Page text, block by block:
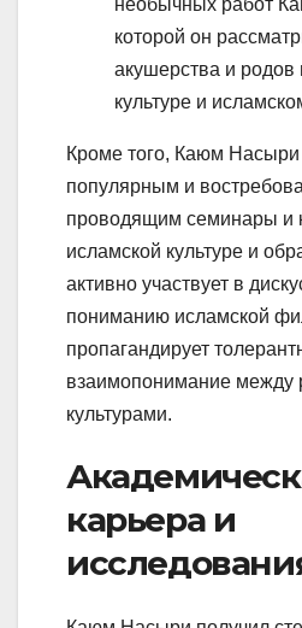
необычных работ
которой он
акушерства и родов
культуре и
Кроме того, Каюм Насыри
популярным и
проводящим семинары и
исламской культуре и
активно участвует в
пониманию исламской
пропагандирует
взаимопонимание между
культурами.
карьера и